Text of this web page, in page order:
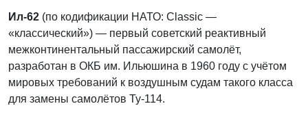
Ил-62 (по кодификации НАТО: Classic —
«классический») — первый советский реактивный
межконтинентальный пассажирский самолёт,
разработан в ОКБ им. Ильюшина в 1960 году с учётом
мировых требований к воздушным судам такого класса
для замены самолётов Ту-114.